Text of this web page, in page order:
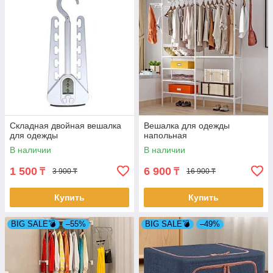
Складная двойная вешалка
для одежды
В наличии
1 500 ₸ 3 900 ₸
Купить
Вешалка для одежды
напольная
В наличии
6 900 ₸ 16 900 ₸
Купить
BIG SALE💣 –55% BIG SALE💣 –49%